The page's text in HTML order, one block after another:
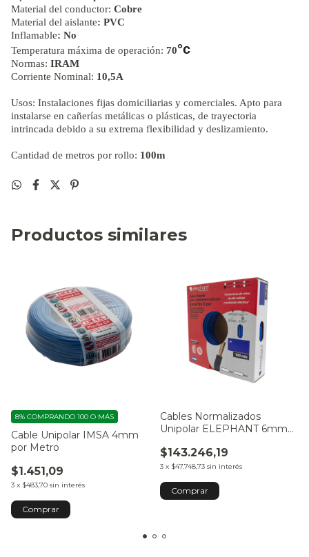
Material del conductor: Cobre
Material del aislante: PVC
Inflamable: No
Temperatura máxima de operación: 70°c
Normas: IRAM
Corriente Nominal: 10,5A
Usos: Instalaciones fijas domiciliarias y comerciales. Apto para
instalarse en cañerías metálicas o plásticas, de trayectoria
intrincada debido a su extrema flexibilidad y deslizamiento.
Cantidad de metros por rollo: 100m
Productos similares
Cable Unipolar IMSA 4mm
por Metro
$1.451,09
3 x $483,70 sin interés
8% COMPRANDO 100 O MÁS
Comprar
Cables Normalizados
Unipolar ELEPHANT 6mm
$143.246,19
3 x $47.748,73 sin interés
Comprar